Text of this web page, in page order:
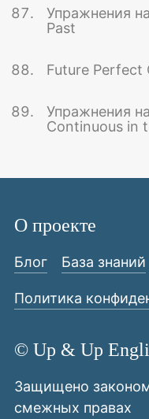
Упражнения
Past
Future Perfect
Упражнения
Continuous in
© Up & Up
Защищено
смежных правах
О проекте
Блог База знаний
Политика